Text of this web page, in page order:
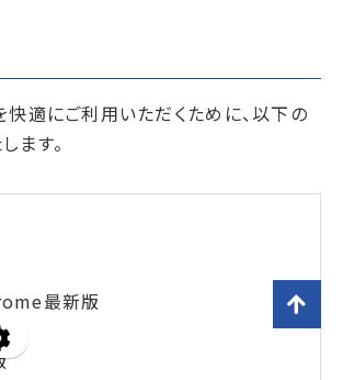
快適にご利用いただくために、以下の
ます。
最新版